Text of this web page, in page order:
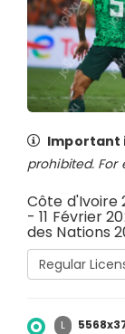
Important
prohibited. For
Côte d'Ivoire
- 11 Février
des Nations
L